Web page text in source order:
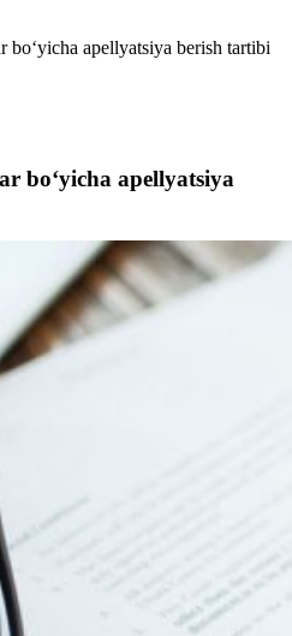
apellyatsiya berish tartibi
bo‘yicha apellyatsiya